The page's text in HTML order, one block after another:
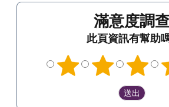
滿意度調
此頁資訊有幫助